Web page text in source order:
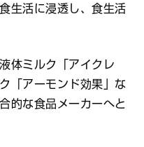
生活に浸透し、食生活
体ミルク「アイクレ
「アーモンド効果」な
的な食品メーカーへと